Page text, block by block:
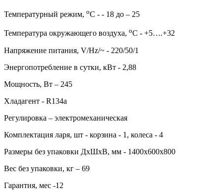
Температурный режим, оС - - 18 до – 25
Температура окружающего воздуха, оС - +5….+32
Напряжение питания, V/Hz/~ - 220/50/1
Энергопотребление в сутки, кВт - 2,88
Мощность, Вт – 245
Хладагент - R134a
Регулировка – электромеханическая
Комплектация ларя, шт - корзина - 1, колеса - 4
Размеры без упаковки ДхШхВ, мм - 1400х600х800
Вес без упаковки, кг – 69
Гарантия, мес -12